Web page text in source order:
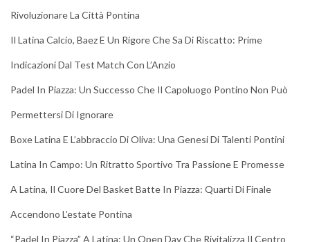
Rivoluzionare La Città Pontina
Il Latina Calcio, Baez E Un Rigore Che Sa Di Riscatto: Prime
Indicazioni Dal Test Match Con L’Anzio
Padel In Piazza: Un Successo Che Il Capoluogo Pontino Non Può
Permettersi Di Ignorare
Boxe Latina E L’abbraccio Di Oliva: Una Genesi Di Talenti Pontini
Latina In Campo: Un Ritratto Sportivo Tra Passione E Promesse
A Latina, Il Cuore Del Basket Batte In Piazza: Quarti Di Finale
Accendono L’estate Pontina
“Padel In Piazza” A Latina: Un Open Day Che Rivitalizza Il Centro